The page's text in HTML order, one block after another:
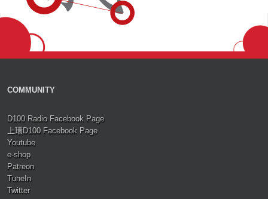
COMMUNITY
D100 Radio Facebook Page
上環D100 Facebook Page
Youtube
e-shop
Patreon
TuneIn
Twitter